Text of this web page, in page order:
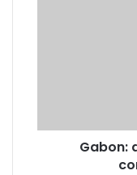
l'UOB
Gabon: